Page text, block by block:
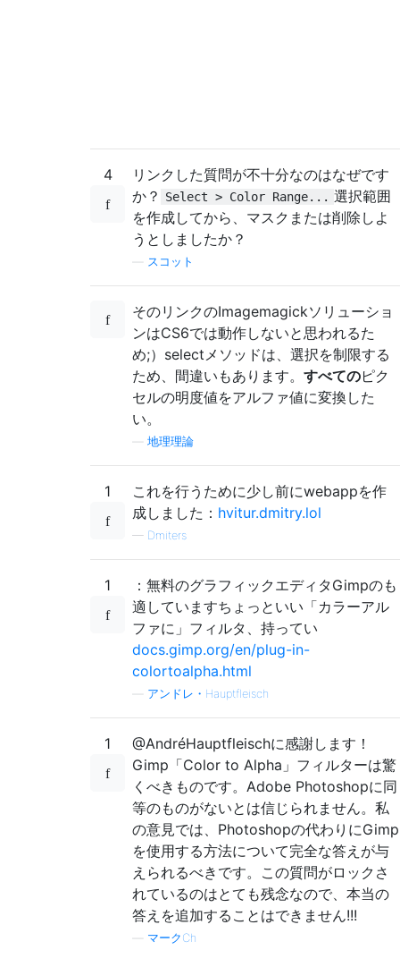
4
リンクした質問が不十分なのはなぜです
か？
Select > Color Range... 選択範囲
を作成してから、マスクまたは削除しよ
うとしましたか？
スコット
そのリンクのImagemagickソリューショ
ンはCS6では動作しないと思われるた
め;）selectメソッドは、選択を制限する
ため、間違いもあります。 すべてのピク
セルの明度値をアルファ値に変換した
い。
地理理論
1
これを行うために少し前にwebappを作
成しました： hvitur.dmitry.lol
— Dmiters
1
：無料のグラフィックエディタGimpのも
適していますちょっといい「カラーアル
ファに」フィルタ、持ってい
docs.gimp.org/en/plug-in-
colortoalpha.html
アンドレ・Hauptfleisch
1
@AndréHauptfleischに感謝します！
Gimp「Color to Alpha」フィルターは驚
くべきものです。Adobe Photoshopに同
等のものがないとは信じられません。私
の意見では、Photoshopの代わりにGimp
を使用する方法について完全な答えが与
えられるべきです。この質問がロックさ
れているのはとても残念なので、本当の
答えを追加することはできません!!!
マークCh